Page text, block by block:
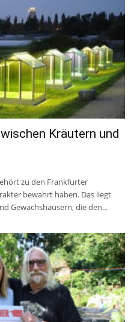
Kräutern und
zu den Frankfurter
bewahrt haben. Das liegt
Gewächshäusern, die den...